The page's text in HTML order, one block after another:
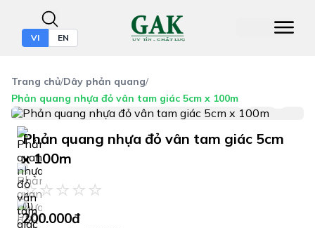
VI EN
Trang chủ/Dây phản quang/
Phản quang nhựa đỏ vân tam giác 5cm x 100m
Phản quang nhựa đỏ vân tam giác 5cm
x 100m
(1)
200.000đ